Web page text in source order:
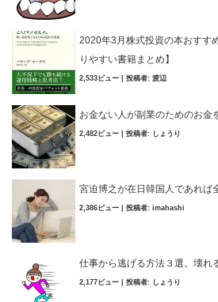
2020年3月株式投資の本おすす
りやすい書籍まとめ】
2,533ビュー 投稿者: 渡辺
お金ない人が副業のためのお金
2,482ビュー 投稿者: しょうり
宮迫博之が在日韓国人であれば
2,386ビュー 投稿者: imahashi
仕事から逃げる方法３選。壊れ
2,177ビュー 投稿者: しょうり